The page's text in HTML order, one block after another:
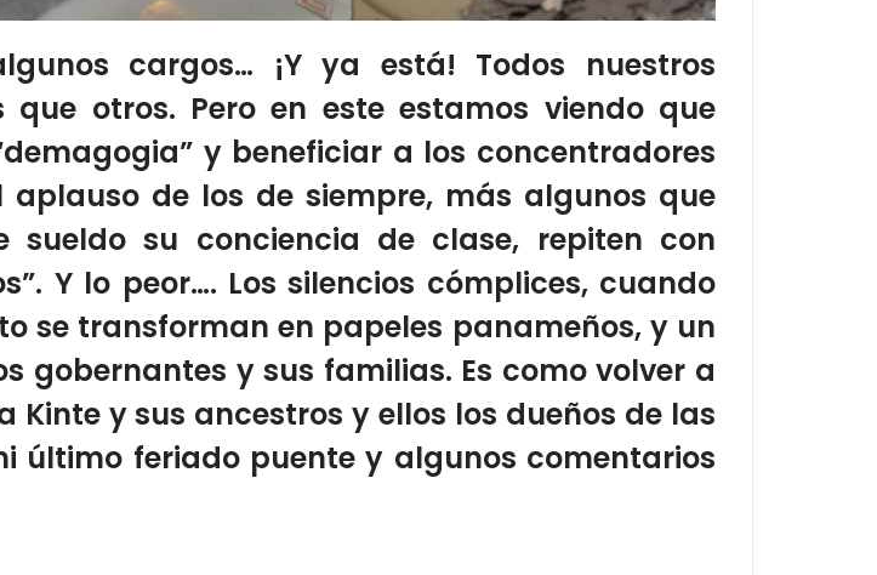
cargos… ¡Y ya está! Todos nuestros
otros. Pero en este estamos viendo que
y beneficiar a los concentradores
aplauso de los de siempre, más algunos que
su conciencia de clase, repiten con
Y lo peor…. Los silencios cómplices, cuando
se transforman en papeles panameños, y un
gobernantes y sus familias. Es como volver a
Kinte y sus ancestros y ellos los dueños de las
último feriado puente y algunos comentarios